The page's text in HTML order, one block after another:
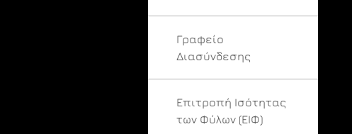
Γραφείο
Διασύνδεσης
Επιτροπή Ισότητας
των Φύλων (ΕΙΦ)